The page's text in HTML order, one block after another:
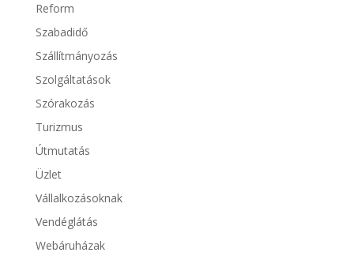
Reform
Szabadidő
Szállítmányozás
Szolgáltatások
Szórakozás
Turizmus
Útmutatás
Üzlet
Vállalkozásoknak
Vendéglátás
Webáruházak